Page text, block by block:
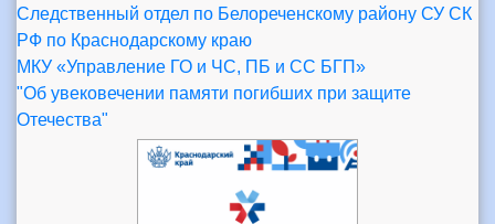
Следственный отдел по Белореченскому району СУ СК
РФ по Краснодарскому краю
МКУ «Управление ГО и ЧС, ПБ и СС БГП»
"Об увековечении памяти погибших при защите
Отечества"